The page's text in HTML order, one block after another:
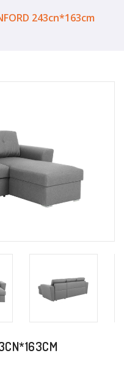
243cn*163cm